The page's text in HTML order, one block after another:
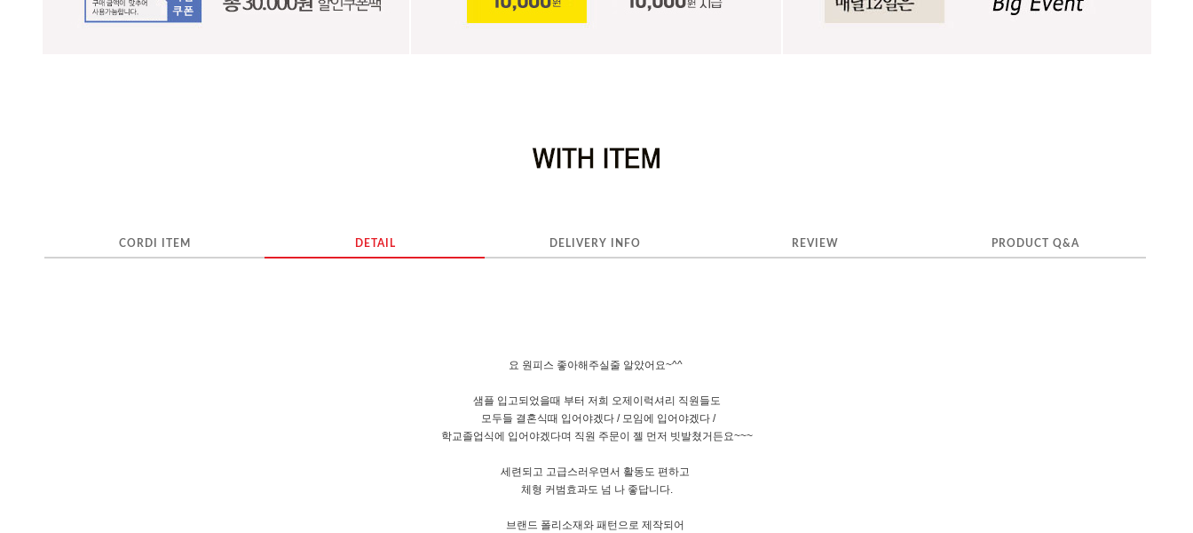
CORDI ITEM DETAIL DELIVERY INFO REVIEW PRODUCT Q&A
요 원피스 좋아해주실줄 알았어요~^^
샘플 입고되었을때 부터 저희 오제이럭셔리 직원들도
모두들 결혼식때 입어야겠다 / 모임에 입어야겠다 /
학교졸업식에 입어야겠다며 직원 주문이 젤 먼저 빗발쳤거든요~~~
세련되고 고급스러우면서 활동도 편하고
체형 커범효과도 넘 나 좋답니다.
브랜드 폴리소재와 패턴으로 제작되어